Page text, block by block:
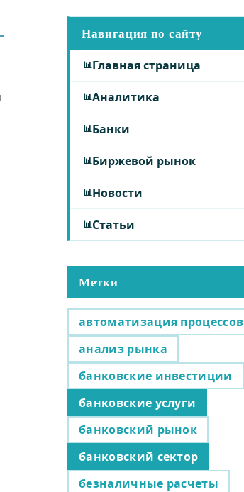
Навигация по сайту
Главная страница
Аналитика
Банки
Биржевой рынок
Новости
Статьи
Метки
автоматизация процессов
анализ рынка
банковские инвестиции
банковские услуги
банковский рынок
банковский сектор
безналичные расчеты